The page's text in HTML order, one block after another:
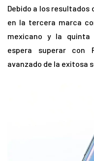
Debido a los resultados
en la tercera marca
mexicano y la
espera superar con
avanzado de la exitosa